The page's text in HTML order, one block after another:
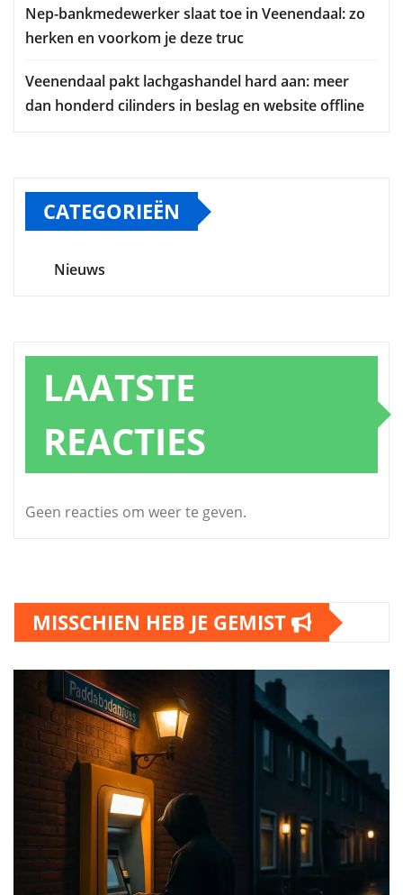
Nep-bankmedewerker slaat toe in Veenendaal: zo
herken en voorkom je deze truc
Veenendaal pakt lachgashandel hard aan: meer
dan honderd cilinders in beslag en website offline
CATEGORIEËN
Nieuws
LAATSTE
REACTIES
Geen reacties om weer te geven.
MISSCHIEN HEB JE GEMIST